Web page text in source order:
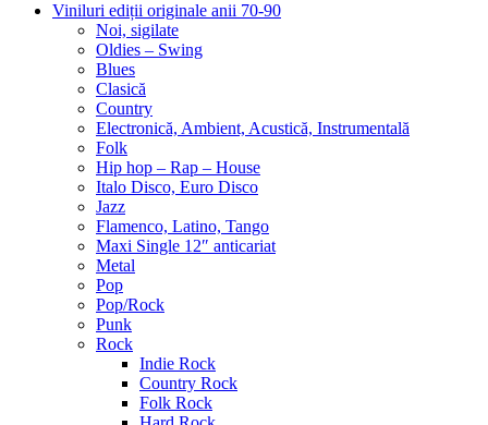
Viniluri ediții originale anii 70-90
Noi, sigilate
Oldies – Swing
Blues
Clasică
Country
Electronică, Ambient, Acustică, Instrumentală
Folk
Hip hop – Rap – House
Italo Disco, Euro Disco
Jazz
Flamenco, Latino, Tango
Maxi Single 12″ anticariat
Metal
Pop
Pop/Rock
Punk
Rock
Indie Rock
Country Rock
Folk Rock